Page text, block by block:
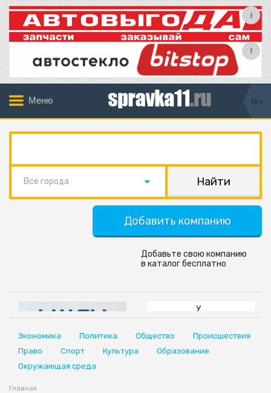
Меню 16+
Все города
Добавить компанию
Добавьте свою компанию
в каталог бесплатно
Экономика Политика Общество
Происшествия
Право
Спорт Культура
Образование
Окружающая среда
Главная